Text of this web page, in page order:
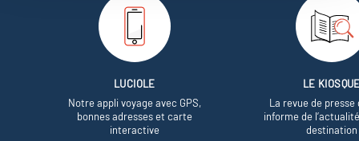
LUCIOLE
Notre appli voyage avec GPS,
bonnes adresses et carte
interactive
LE
La revue de presse
informe de
destination